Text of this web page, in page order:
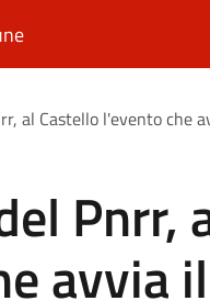
al Castello l'evento che
Pnrr,
avvia